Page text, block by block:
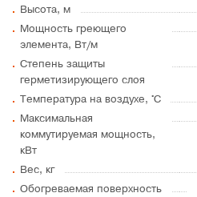
Высота, м
Мощность греющего
элемента, Вт/м
Степень защиты
герметизирующего слоя
Температура на воздухе, °C
Максимальная
коммутируемая мощность,
кВт
Вес, кг
Обогреваемая поверхность